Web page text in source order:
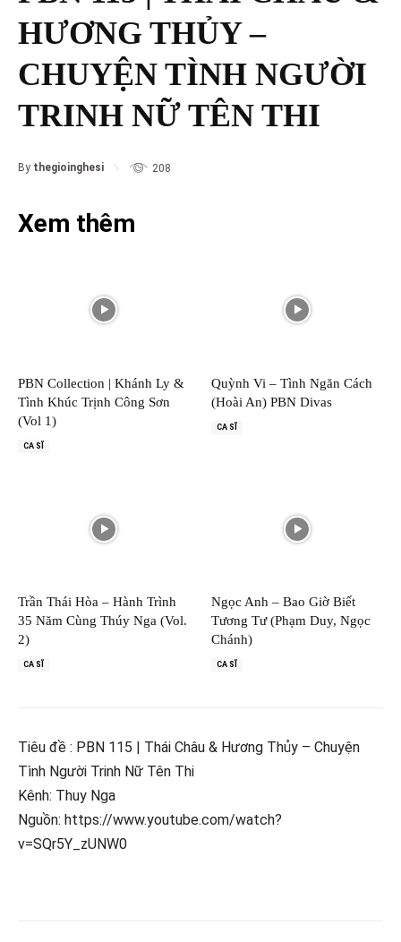
HƯƠNG THỦY –
CHUYỆN TÌNH NGƯỜI
TRINH NỮ TÊN THI
By thegioinghesi 208
Xem thêm
PBN Collection | Khánh Ly &
Tình Khúc Trịnh Công Sơn
(Vol 1)
CA SĨ
Quỳnh Vi – Tình Ngăn Cách
(Hoài An) PBN Divas
CA SĨ
Trần Thái Hòa – Hành Trình
35 Năm Cùng Thúy Nga (Vol.
2)
CA SĨ
Ngọc Anh – Bao Giờ Biết
Tương Tư (Phạm Duy, Ngọc
Chánh)
CA SĨ
Tiêu đề : PBN 115 | Thái Châu & Hương Thủy – Chuyện
Tình Người Trinh Nữ Tên Thi
Kênh: Thuy Nga
Nguồn: https://www.youtube.com/watch?
v=SQr5Y_zUNW0